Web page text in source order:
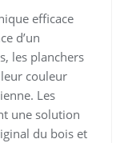
efficace
d’un
les planchers
couleur
Les
une solution
du bois et